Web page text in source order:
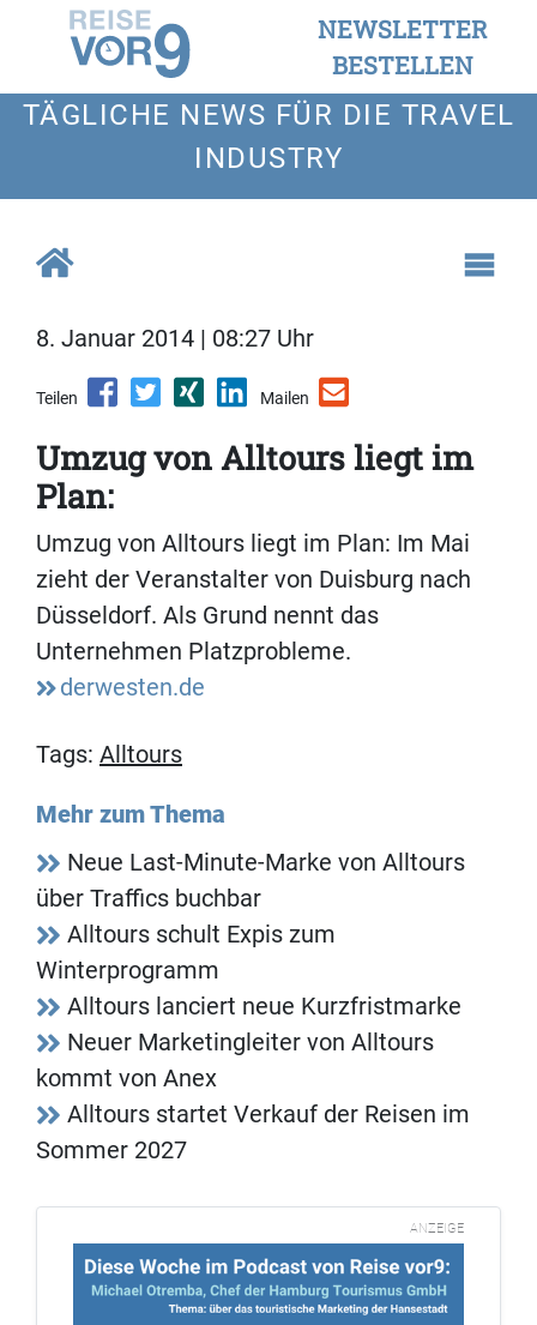
NEWSLETTER
BESTELLEN
TÄGLICHE NEWS FÜR DIE TRAVEL
INDUSTRY
8. Januar 2014 | 08:27 Uhr
Teilen Mailen
Umzug von Alltours liegt im
Plan:
Umzug von Alltours liegt im Plan: Im Mai
zieht der Veranstalter von Duisburg nach
Düsseldorf. Als Grund nennt das
Unternehmen Platzprobleme.
derwesten.de
Tags: Alltours
Mehr zum Thema
Neue Last-Minute-Marke von Alltours
über Traffics buchbar
Alltours schult Expis zum
Winterprogramm
Alltours lanciert neue Kurzfristmarke
Neuer Marketingleiter von Alltours
kommt von Anex
Alltours startet Verkauf der Reisen im
Sommer 2027
ANZEIGE